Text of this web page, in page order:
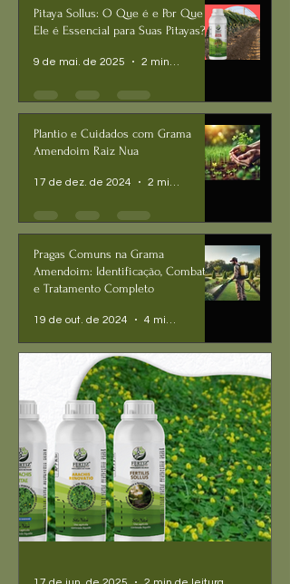
Pitaya Sollus: O Que é e Por Que
Ele é Essencial para Suas Pitayas?
9 de mai. de 2025 2 min de leitura
Plantio e Cuidados com Grama
Amendoim Raiz Nua
17 de dez. de 2024 2 min de leitura
Pragas Comuns na Grama
Amendoim: Identificação, Combate
e Tratamento Completo
19 de out. de 2024 4 min de leitura